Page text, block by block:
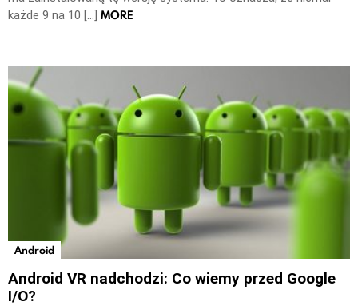
każde 9 na 10 […] MORE
Android
Android VR nadchodzi: Co wiemy przed Google
I/O?